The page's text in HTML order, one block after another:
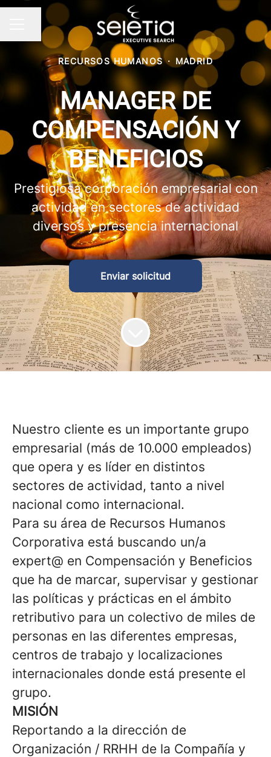
Menú de empleo
Compartir página
RECURSOS HUMANOS · MADRID
MANAGER DE
COMPENSACIÓN Y
BENEFICIOS
Prestigiosa corporación empresarial con
actividad en sectores de actividad
diversos y presencia internacional
Enviar solicitud
Nuestro cliente es un importante grupo
empresarial (más de 10.000 empleados)
que opera y es líder en distintos
sectores de actividad, tanto a nivel
nacional como internacional.
Para su área de Recursos Humanos
Corporativa está buscando un/a
expert@ en Compensación y Beneficios
que ha de marcar, supervisar y gestionar
las políticas y prácticas en el ámbito
retributivo para un colectivo de miles de
personas en las diferentes empresas,
centros de trabajo y localizaciones
internacionales donde está presente el
grupo.
MISIÓN
Reportando a la dirección de
Organización / RRHH de la Compañía y